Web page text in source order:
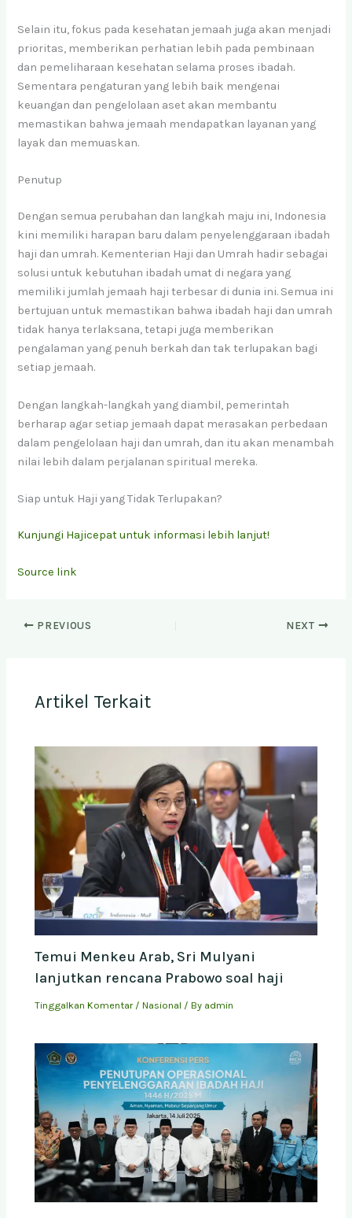
Selain itu, fokus pada kesehatan jemaah juga akan menjadi
prioritas, memberikan perhatian lebih pada pembinaan
dan pemeliharaan kesehatan selama proses ibadah.
Sementara pengaturan yang lebih baik mengenai
keuangan dan pengelolaan aset akan membantu
memastikan bahwa jemaah mendapatkan layanan yang
layak dan memuaskan.
Penutup
Dengan semua perubahan dan langkah maju ini, Indonesia
kini memiliki harapan baru dalam penyelenggaraan ibadah
haji dan umrah. Kementerian Haji dan Umrah hadir sebagai
solusi untuk kebutuhan ibadah umat di negara yang
memiliki jumlah jemaah haji terbesar di dunia ini. Semua ini
bertujuan untuk memastikan bahwa ibadah haji dan umrah
tidak hanya terlaksana, tetapi juga memberikan
pengalaman yang penuh berkah dan tak terlupakan bagi
setiap jemaah.
Dengan langkah-langkah yang diambil, pemerintah
berharap agar setiap jemaah dapat merasakan perbedaan
dalam pengelolaan haji dan umrah, dan itu akan menambah
nilai lebih dalam perjalanan spiritual mereka.
Siap untuk Haji yang Tidak Terlupakan?
Kunjungi Hajicepat untuk informasi lebih lanjut!
Source link
PREVIOUS NEXT
Artikel Terkait
Temui Menkeu Arab, Sri Mulyani
lanjutkan rencana Prabowo soal haji
Tinggalkan Komentar /Nasional / By admin